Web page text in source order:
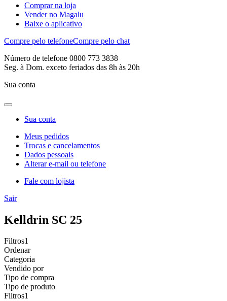
Comprar na loja
Vender no Magalu
Baixe o aplicativo
Compre pelo telefoneCompre pelo chat
Número de telefone 0800 773 3838
Seg. à Dom. exceto feriados das 8h às 20h
Sua conta
Sua conta
Meus pedidos
Trocas e cancelamentos
Dados pessoais
Alterar e-mail ou telefone
Fale com lojista
Sair
Kelldrin SC 25
Filtros1
Ordenar
Categoria
Vendido por
Tipo de compra
Tipo de produto
Filtros1